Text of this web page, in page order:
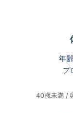
年
プ